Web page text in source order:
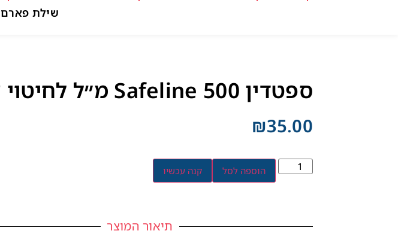
שילת פארם
ספטדין Safeline 500 מ״ל לחיטוי עור
₪35.00
הוספה לסל קנה עכשיו
תיאור המוצר